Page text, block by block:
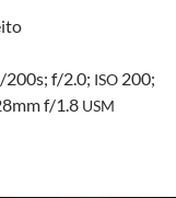
200s; f/2.0; ISO200;
f/1.8 USM